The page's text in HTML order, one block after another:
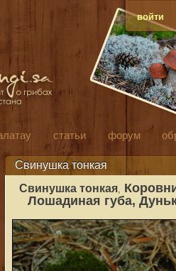
войти
статьи форум
Свинушка тонкая
Свинушка тонкая
Лошадиная губа,